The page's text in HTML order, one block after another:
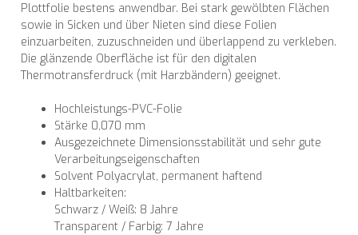
Plottfolie bestens anwendbar. Bei stark gewölbten Flächen
sowie in Sicken und über Nieten sind diese Folien
einzuarbeiten, zuzuschneiden und überlappend zu verkleben.
Die glänzende Oberfläche ist für den digitalen
Thermotransferdruck (mit Harzbändern) geeignet.
Hochleistungs-PVC-Folie
Stärke 0,070 mm
Ausgezeichnete Dimensionsstabilität und sehr gute
Verarbeitungseigenschaften
Solvent Polyacrylat, permanent haftend
Haltbarkeiten:
Schwarz / Weiß: 8 Jahre
Transparent / Farbig: 7 Jahre